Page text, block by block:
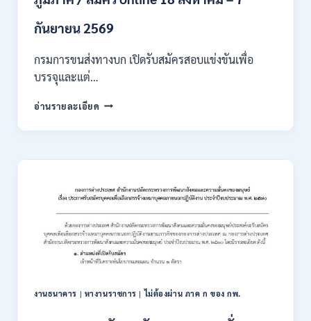
เงิน
/
ผ่าน
กพ.
สมัคร
ONLINE
–
31
สิงหาคม
กันยายน 2569
กรมการขนส่งทางบก เปิดรับสมัครสอบแข่งขันเพื่อ
บรรจุและแต่…
อ่านรายละเอียด กรม
ขนส่ง
บก
รับ
สมัคร
สอบ
แข่งขัน
เพื่อ
บรรจุ
ตั้ง
งานธนาคาร | หางานราชการ |ไม่ต้องผ่าน ภาค ก ของ กพ.